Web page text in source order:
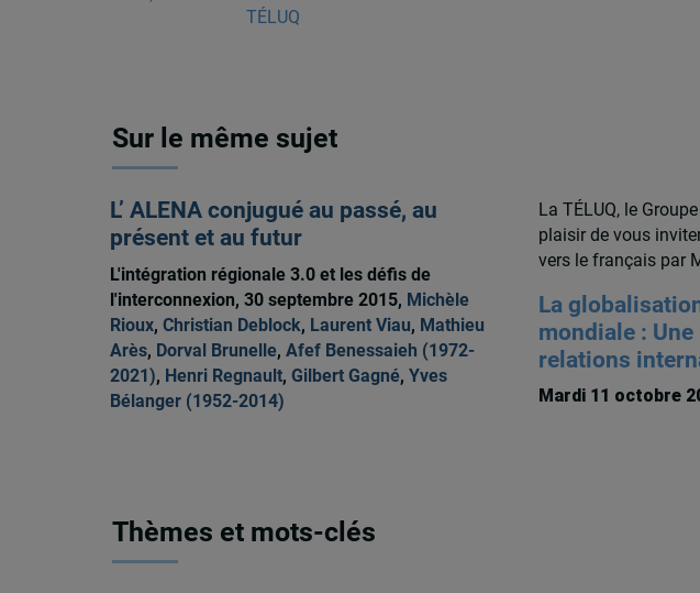
TÉLUQ
Sur le même sujet
L’ ALENA conjugué au passé, au
présent et au futur
L'intégration régionale 3.0 et les défis de
l'interconnexion, 30 septembre 2015, Michèle
Rioux, Christian Deblock, Laurent Viau, Mathieu
Arès, Dorval Brunelle, Afef Benessaieh (1972-
2021), Henri Regnault, Gilbert Gagné, Yves
Bélanger (1952-2014)
La TÉLUQ, le
plaisir de vous
vers le français par
La
mondiale :
relations
Mardi 11 octobre
Thèmes et mots-clés